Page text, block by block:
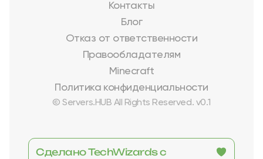
Контакты
Блог
Отказ от ответственности
Правообладателям
Minecraft
Политика конфиденциальности
© Servers.HUB All Rights Reserved. v0.1
Сделано TechWizards с